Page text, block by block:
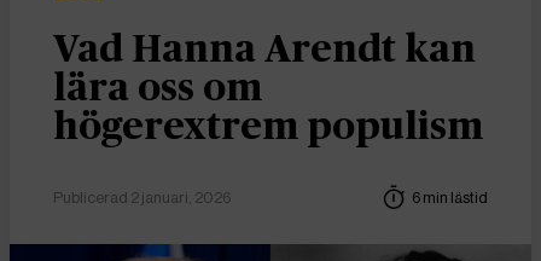
Vad Hanna Arendt kan
lära oss om
högerextrem populism
Publicerad 2 januari, 2026 6 min lästid